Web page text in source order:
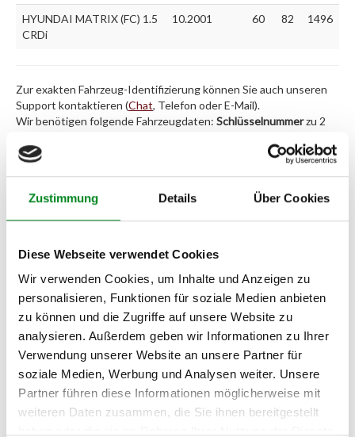
Zustimmung Details Über Cookies
Diese Webseite verwendet Cookies
Wir verwenden Cookies, um Inhalte und Anzeigen zu
personalisieren, Funktionen für soziale Medien anbieten
zu können und die Zugriffe auf unsere Website zu
analysieren. Außerdem geben wir Informationen zu Ihrer
Verwendung unserer Website an unsere Partner für
soziale Medien, Werbung und Analysen weiter. Unsere
Partner führen diese Informationen möglicherweise mit
weiteren Daten zusammen, die Sie ihnen bereitgestellt
HYUNDAI MATRIX (FC) 1.5
CRDi
10.2001 60 82 1496
Zur exakten Fahrzeug-Identifizierung können Sie auch unseren
Support kontaktieren (Chat, Telefon oder E-Mail).
Wir benötigen folgende Fahrzeugdaten: Schlüsselnummerzu 2
Passendes Fahrzeug nicht dabei?
Fahrzeug-Suche für AT-Einspritzpumpen
Hersteller/EU Verantwortliche
Person
Hersteller
Unternehmensname:
TMC Turbolader Manufaktur Coesfeld
Adresse:
Am Wasserturm 55, Coesfeld, NRW, 48653, DE
E-Mail: